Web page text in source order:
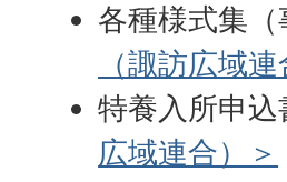
各種様式集
（諏訪広域
特養入所申
広域連合）＞